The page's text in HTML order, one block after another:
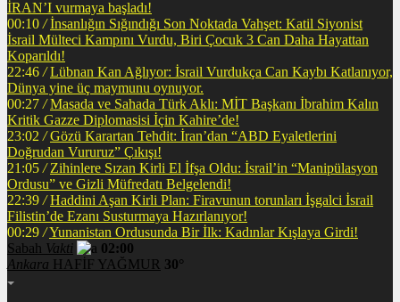
İRAN’I vurmaya başladı!
00:10 / İnsanlığın Sığındığı Son Noktada Vahşet: Katil Siyonist
İsrail Mülteci Kampını Vurdu, Biri Çocuk 3 Can Daha Hayattan
Koparıldı!
22:46 / Lübnan Kan Ağlıyor: İsrail Vurdukça Can Kaybı Katlanıyor,
Dünya yine üç maymunu oynuyor.
00:27 / Masada ve Sahada Türk Aklı: MİT Başkanı İbrahim Kalın
Kritik Gazze Diplomasisi İçin Kahire’de!
23:02 / Gözü Karartan Tehdit: İran’dan “ABD Eyaletlerini
Doğrudan Vururuz” Çıkışı!
21:05 / Zihinlere Sızan Kirli El İfşa Oldu: İsrail’in “Manipülasyon
Ordusu” ve Gizli Müfredatı Belgelendi!
22:39 / Haddini Aşan Kirli Plan: Firavunun torunları İşgalci İsrail
Filistin’de Ezanı Susturmaya Hazırlanıyor!
00:29 /Yunanistan Ordusunda Bir İlk: Kadınlar Kışlaya Girdi!
Sabah Vakti
02:00
Ankara HAFİF YAĞMUR 30°